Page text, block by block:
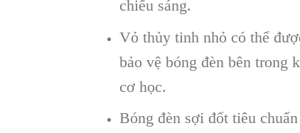
chiếu sáng.
Vỏ thủy tinh nhỏ có thể
bảo vệ bóng đèn bên trong
cơ học.
Bóng đèn sợi đốt tiêu